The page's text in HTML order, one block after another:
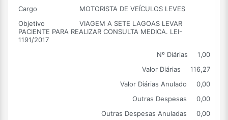
Cargo
MOTORISTA DE VEÍCULOS LEVES
Objetivo
VIAGEM A SETE LAGOAS LEVAR
PACIENTE PARA REALIZAR CONSULTA MEDICA. LEI-
1191/2017
Nº Diárias
1,00
Valor Diárias
116,27
Valor Diárias Anulado
0,00
Outras Despesas
0,00
Outras Despesas Anuladas
0,00